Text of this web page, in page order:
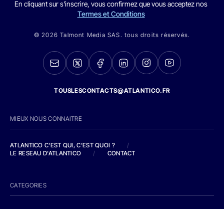
En cliquant sur s'inscrire, vous confirmez que vous acceptez nos
Termes et Conditions
© 2026 Talmont Media SAS. tous droits réservés.
TOUSLESCONTACTS@ATLANTICO.FR
MIEUX NOUS CONNAITRE
ATLANTICO C'EST QUI, C'EST QUOI ?
/
LE RESEAU D'ATLANTICO
/ CONTACT
CATEGORIES